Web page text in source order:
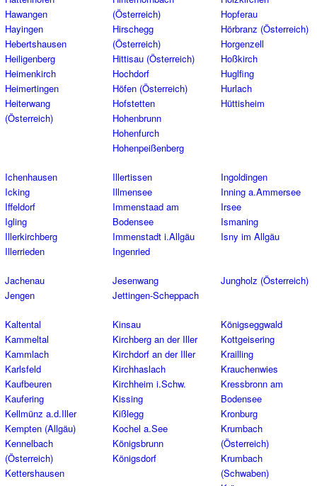
Hawangen
Hayingen
Hebertshausen
Heiligenberg
Heimenkirch
Heimertingen
Heiterwang
(Österreich)
(Österreich)
Hirschegg
(Österreich)
Hittisau (Österreich)
Hochdorf
Höfen (Österreich)
Hofstetten
Hohenbrunn
Hohenfurch
Hohenpeißenberg
Hopferau
Hörbranz (Österreich)
Horgenzell
Hoßkirch
Huglfing
Hurlach
Hüttisheim
Ichenhausen
Icking
Iffeldorf
Igling
Illerkirchberg
Illerrieden
Illertissen
Illmensee
Immenstaad am
Bodensee
Immenstadt i.Allgäu
Ingenried
Ingoldingen
Inning a.Ammersee
Irsee
Ismaning
Isny im Allgäu
Jachenau
Jengen
Jesenwang
Jettingen-Scheppach
Jungholz (Österreich)
Kaltental
Kammeltal
Kammlach
Karlsfeld
Kaufbeuren
Kaufering
Kellmünz a.d.Iller
Kempten (Allgäu)
Kennelbach
(Österreich)
Kettershausen
Kinsau
Kirchberg an der Iller
Kirchdorf an der Iller
Kirchhaslach
Kirchheim i.Schw.
Kissing
Kißlegg
Kochel a.See
Königsbrunn
Königsdorf
Königseggwald
Kottgeisering
Krailling
Krauchenwies
Kressbronn am
Bodensee
Kronburg
Krumbach
(Österreich)
Krumbach
(Schwaben)